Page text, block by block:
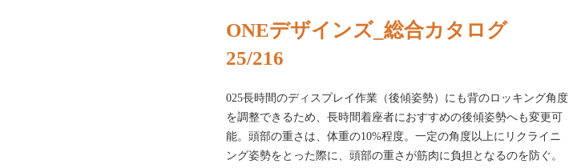
ONEデザインズ_総合カタログ
25/216
025長時間のディスプレイ作業（後傾姿勢）にも背のロッキング角度
を調整できるため、長時間着座者におすすめの後傾姿勢へも変更可
能。頭部の重さは、体重の10%程度。一定の角度以上にリクライニ
ング姿勢をとった際に、頭部の重さが筋肉に負担となるのを防ぐ。